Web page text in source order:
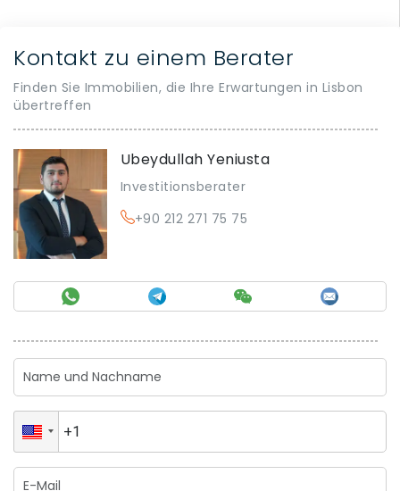
Kontakt zu einem Berater
Finden Sie Immobilien, die Ihre Erwartungen in Lisbon
übertreffen
Ubeydullah Yeniusta
Investitionsberater
+90 212 271 75 75